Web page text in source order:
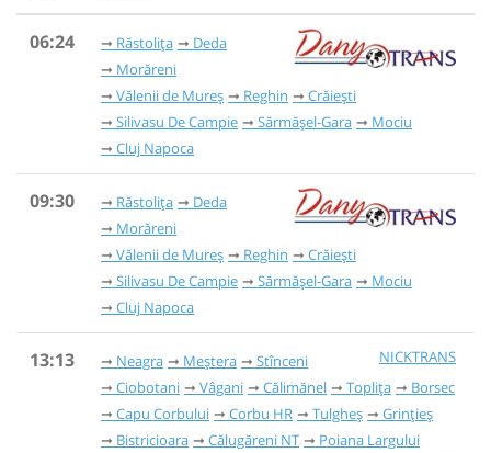
06:24 Răstolița
Deda
Morăreni
Vălenii de Mureș
Reghin
Crăiești
Silivasu De Campie
Sărmășel-Gara
Mociu
Cluj Napoca
09:30 Răstolița
Deda
Morăreni
Vălenii de Mureș
Reghin
Crăiești
Silivasu De Campie
Sărmășel-Gara
Mociu
Cluj Napoca
13:13 NICKTRANS
Neagra Meștera
Stînceni
Ciobotani
Vâgani Călimănel Toplița
Borsec
Capu Corbului
Corbu HR Tulgheș
Grințieș
Bistricioara
Călugăreni NT
Poiana Largului